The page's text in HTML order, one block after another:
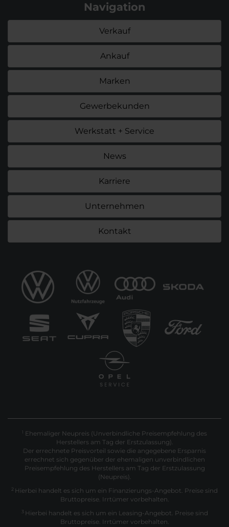
Navigation
Verkauf
Ankauf
Marken
Gewerbekunden
Werkstatt + Service
News
Karriere
Unternehmen
Kontakt
1 Ehemaliger Neupreis (Unverbindliche Preisempfehlung des
Herstellers am Tag der Erstzulassung).
Der errechnete Preisvorteil sowie die angegebene Ersparnis
errechnet sich gegenüber der ehemaligen unverbindlichen
Preisempfehlung des Herstellers am Tag der Erstzulassung
(Neupreis).
2 Hierbei handelt es sich um ein Finanzierungs-Angebot. Preise sind
Bruttopreise. Irrtümer vorbehalten.
3 Hierbei handelt es sich um ein Leasing-Angebot. Preise sind
Bruttopreise. Irrtümer vorbehalten.